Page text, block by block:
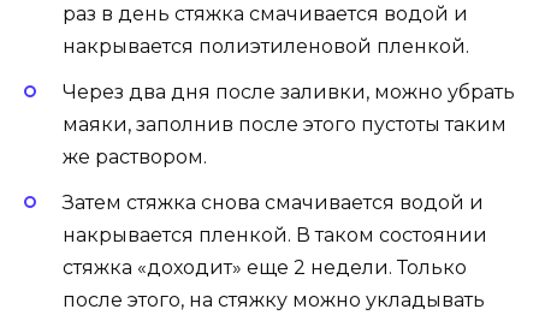
раз в день стяжка смачивается водой и
накрывается полиэтиленовой пленкой.
Через два дня после заливки, можно убрать
маяки, заполнив после этого пустоты таким
же раствором.
Затем стяжка снова смачивается водой и
накрывается пленкой. В таком состоянии
стяжка «доходит» еще 2 недели. Только
после этого, на стяжку можно укладывать